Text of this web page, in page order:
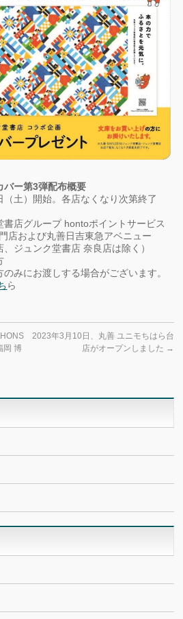
ー第3弾配布概要
（土）開始。各店なくなり次第終了
書店グループ hontoポイントサービス
店および丸善日吉東急アベニュー
ジュンク堂書店 奈良店は除く）
みにお渡しする場合がございます。
ら
岡 博
2023年3月10日、丸善 ユニモちはら台
店がオープンしました →